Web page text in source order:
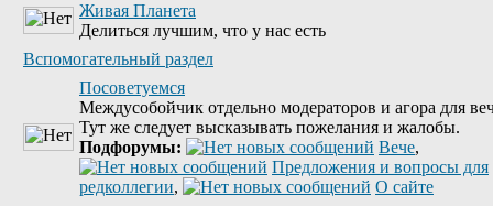
Живая Планета
Делиться лучшим, что у нас есть
Вспомогательный раздел
Посоветуемся
Междусобойчик отдельно модераторов и агора для
Тут же следует высказывать пожелания и жалобы.
Подфорумы:
Вече,
Предложения и вопросы для
редколлегии, О сайте